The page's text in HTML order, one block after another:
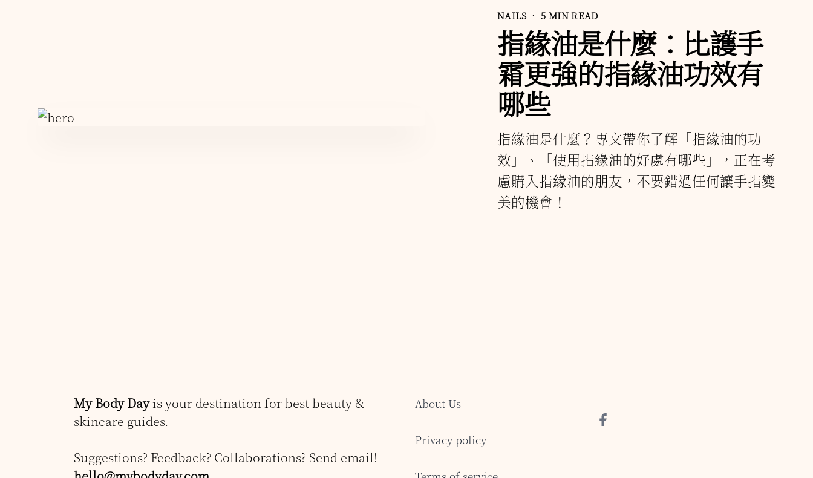
NAILS• 5 MIN READ
指緣油是什麼：比護手
霜更強的指緣油功效有
哪些
指緣油是什麼？專文帶你了解「指緣油的功
效」、「使用指緣油的好處有哪些」，正在考
慮購入指緣油的朋友，不要錯過任何讓手指變
美的機會！
My Body Dayis your destination for best beauty &
skincare guides.
Suggestions? Feedback? Collaborations? Send email!
About Us
Privacy policy